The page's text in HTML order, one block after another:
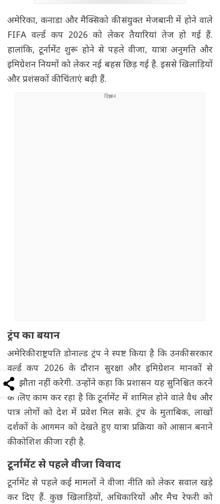
अमेरिका, कनाडा और मैक्सिको की संयुक्त मेजबानी में होने वाले
FIFA वर्ल्ड कप 2026 को लेकर तैयारियां तेज हो गई हैं.
हालांकि, टूर्नामेंट शुरू होने से पहले वीजा, यात्रा अनुमति और
इमिग्रेशन नियमों को लेकर नई बहस छिड़ गई है. इससे खिलाड़ियों
और प्रशंसकों की चिंताएं बढ़ी हैं.
ट्रंप का बयान
अमेरिकी राष्ट्रपति डोनाल्ड ट्रंप ने स्पष्ट किया है कि उनकी सरकार
वर्ल्ड कप 2026 के दौरान सुरक्षा और इमिग्रेशन मानकों से
समझौता नहीं करेगी. उन्होंने कहा कि प्रशासन यह सुनिश्चित करने
के लिए काम कर रहा है कि टूर्नामेंट में शामिल होने वाले वैध और
पात्र लोगों को देश में प्रवेश मिल सके. ट्रंप के मुताबिक, लाखों
दर्शकों के आगमन को देखते हुए यात्रा प्रक्रिया को आसान बनाने
की कोशिश की जा रही है.
टूर्नामेंट से पहले वीजा विवाद
टूर्नामेंट से पहले कई मामलों ने वीजा नीति को लेकर सवाल खड़े
कर दिए हैं. कुछ खिलाड़ियों, अधिकारियों और मैच रेफरी को